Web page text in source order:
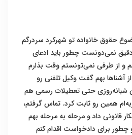
حقوق خانواده تو شهرکرد سردرگم
نمی‌دونست چطور باید ادعای
و از طرفی نمی‌تونستم وقت بذارم
آشناها بهم گفت وکیل تلفنی رو
شبانه‌روزی حتی تعطیلات رسمی هم
همین رو ثابت کرد. تماس گرفتم،
قانونی داد و مرحله به مرحله بهم
چطور برای دادخواست اقدام کنم